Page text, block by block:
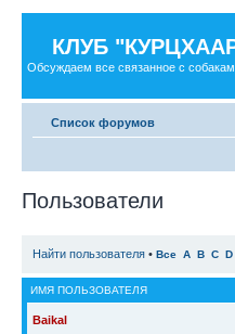
КЛУБ
Обсуждаем все связанное с
Список форумов
Пользователи
Найти пользователя • Все A B C D
ИМЯ ПОЛЬЗОВАТЕЛЯ
Baikal